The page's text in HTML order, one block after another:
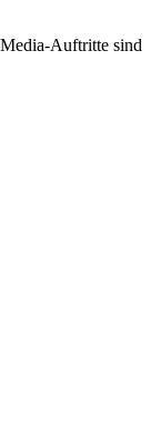
Auftritte sind